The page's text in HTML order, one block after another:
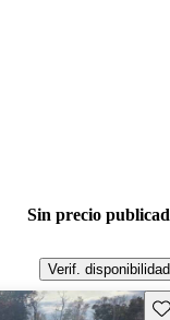
Sin precio
Verif. disponibilidad